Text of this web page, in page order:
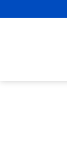
Avviso Open